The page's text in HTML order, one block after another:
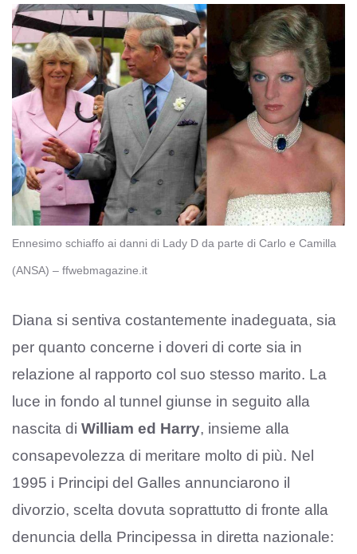
Ennesimo schiaffo ai danni di Lady D da parte di Carlo e Camilla
(ANSA) – ffwebmagazine.it
Diana si sentiva costantemente inadeguata, sia
per quanto concerne i doveri di corte sia in
relazione al rapporto col suo stesso marito. La
luce in fondo al tunnel giunse in seguito alla
nascita di William ed Harry, insieme alla
consapevolezza di meritare molto di più. Nel
1995 i Principi del Galles annunciarono il
divorzio, scelta dovuta soprattutto di fronte alla
denuncia della Principessa in diretta nazionale: